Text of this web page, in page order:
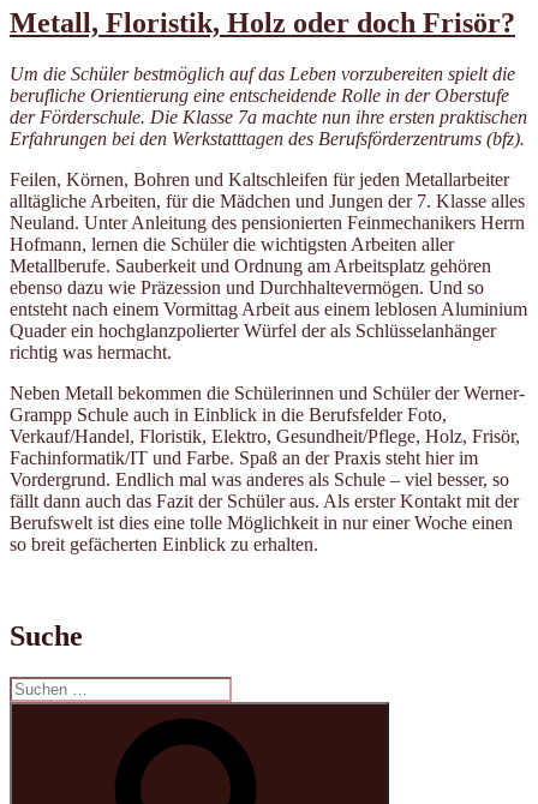
Metall, Floristik, Holz oder doch Frisör?
Um die Schüler bestmöglich auf das Leben vorzubereiten spielt die
berufliche Orientierung eine entscheidende Rolle in der Oberstufe
der Förderschule. Die Klasse 7a machte nun ihre ersten praktischen
Erfahrungen bei den Werkstatttagen des Berufsförderzentrums (bfz).
Feilen, Körnen, Bohren und Kaltschleifen für jeden Metallarbeiter
alltägliche Arbeiten, für die Mädchen und Jungen der 7. Klasse alles
Neuland. Unter Anleitung des pensionierten Feinmechanikers Herrn
Hofmann, lernen die Schüler die wichtigsten Arbeiten aller
Metallberufe. Sauberkeit und Ordnung am Arbeitsplatz gehören
ebenso dazu wie Präzession und Durchhaltevermögen. Und so
entsteht nach einem Vormittag Arbeit aus einem leblosen Aluminium
Quader ein hochglanzpolierter Würfel der als Schlüsselanhänger
richtig was hermacht.
Neben Metall bekommen die Schülerinnen und Schüler der Werner-
Grampp Schule auch in Einblick in die Berufsfelder Foto,
Verkauf/Handel, Floristik, Elektro, Gesundheit/Pflege, Holz, Frisör,
Fachinformatik/IT und Farbe. Spaß an der Praxis steht hier im
Vordergrund. Endlich mal was anderes als Schule – viel besser, so
fällt dann auch das Fazit der Schüler aus. Als erster Kontakt mit der
Berufswelt ist dies eine tolle Möglichkeit in nur einer Woche einen
so breit gefächerten Einblick zu erhalten.
Suche
Suchen
nach: